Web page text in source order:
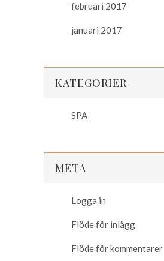
februari 2017
januari 2017
KATEGORIER
SPA
META
Logga in
Flöde för inlägg
Flöde för kommentarer